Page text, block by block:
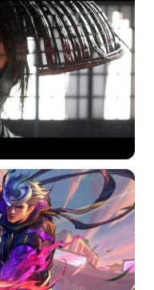
HDQwalls 4K Hd 通用